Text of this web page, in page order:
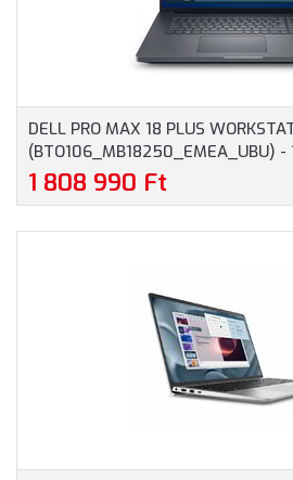
DELL PRO MAX 18 PLUS
(BTO106_MB18250_EMEA_UBU) -
CORE ULTRA 9-285HX, 32GB RAM,
PRO 3000 BLACKWELL 12GB,
1 808 990 Ft